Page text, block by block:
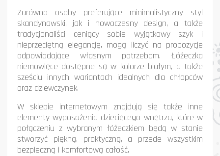
Zarówno osoby preferujące minimalistyczny styl
skandynawski, jak i nowoczesny design, a także
tradycjonaliści ceniący sobie wyjątkowy szyk i
nieprzeciętną elegancję, mogą liczyć na propozycje
odpowiadające własnym potrzebom. Łóżeczka
niemowlęce dostępne są w kolorze białym, a także
sześciu innych wariantach idealnych dla chłopców
oraz dziewczynek.
W sklepie internetowym znajdują się także inne
elementy wyposażenia dziecięcego wnętrza, które w
połączeniu z wybranym łóżeczkiem będą w stanie
stworzyć piękną, praktyczną, a przede wszystkim
bezpieczną i komfortową całość.